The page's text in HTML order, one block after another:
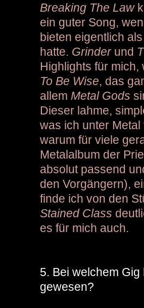
Breaking The Law
ein guter Song,
bieten eigentlich
hatte. Grinderund
Highlights für
To Be Wise, das
allem Metal Gods
Dieser lahme,
was ich unter
warum für viele
Metalalbum der
absolut passend
den Vorgängern),
finde ich von den
Stained Class
es für mich auch.
5. Bei welchem
gewesen?